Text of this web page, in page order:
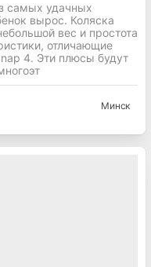
самых удачных
вырос. Коляска
вес и простота
отличающие
4. Эти плюсы будут
Минск